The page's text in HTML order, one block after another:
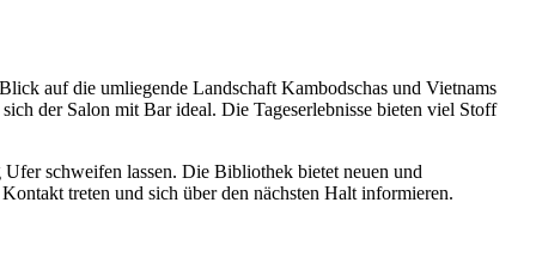
auf die umliegende Landschaft Kambodschas und Vietnams
der Salon mit Bar ideal. Die Tageserlebnisse bieten viel Stoff
schweifen lassen. Die Bibliothek bietet neuen und
treten und sich über den nächsten Halt informieren.